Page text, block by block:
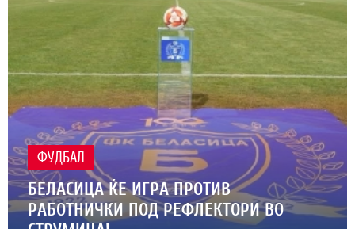
ФУДБАЛ
БЕЛАСИЦА ЌЕ ИГРА ПРОТИВ
РАБОТНИЧКИ ПОД РЕФЛЕКТОРИ ВО